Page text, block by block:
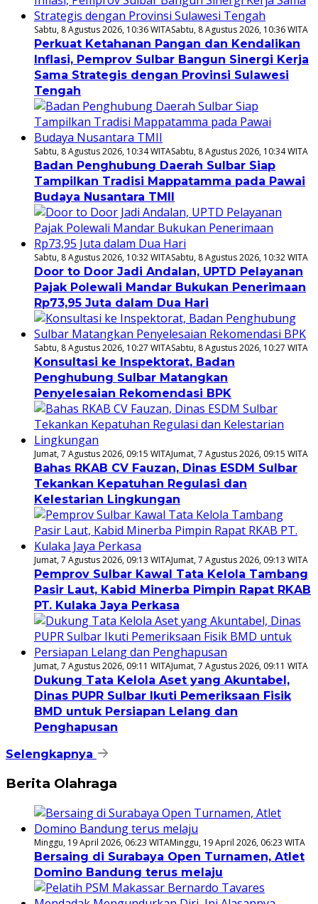
Sabtu, 8 Agustus 2026, 10:36 WITASabtu, 8 Agustus 2026, 10:36 WITA
Perkuat Ketahanan Pangan dan Kendalikan
Inflasi, Pemprov Sulbar Bangun Sinergi Kerja
Sama Strategis dengan Provinsi Sulawesi
Tengah
Sabtu, 8 Agustus 2026, 10:34 WITASabtu, 8 Agustus 2026, 10:34 WITA
Badan Penghubung Daerah Sulbar Siap
Tampilkan Tradisi Mappatamma pada Pawai
Budaya Nusantara TMII
Sabtu, 8 Agustus 2026, 10:32 WITASabtu, 8 Agustus 2026, 10:32 WITA
Door to Door Jadi Andalan, UPTD Pelayanan
Pajak Polewali Mandar Bukukan Penerimaan
Rp73,95 Juta dalam Dua Hari
Sabtu, 8 Agustus 2026, 10:27 WITASabtu, 8 Agustus 2026, 10:27 WITA
Konsultasi ke Inspektorat, Badan
Penghubung Sulbar Matangkan
Penyelesaian Rekomendasi BPK
Jumat, 7 Agustus 2026, 09:15 WITAJumat, 7 Agustus 2026, 09:15 WITA
Bahas RKAB CV Fauzan, Dinas ESDM Sulbar
Tekankan Kepatuhan Regulasi dan
Kelestarian Lingkungan
Jumat, 7 Agustus 2026, 09:13 WITAJumat, 7 Agustus 2026, 09:13 WITA
Pemprov Sulbar Kawal Tata Kelola Tambang
Pasir Laut, Kabid Minerba Pimpin Rapat RKAB
PT. Kulaka Jaya Perkasa
Jumat, 7 Agustus 2026, 09:11 WITAJumat, 7 Agustus 2026, 09:11 WITA
Dukung Tata Kelola Aset yang Akuntabel,
Dinas PUPR Sulbar Ikuti Pemeriksaan Fisik
BMD untuk Persiapan Lelang dan
Penghapusan
Selengkapnya
Berita Olahraga
Minggu, 19 April 2026, 06:23 WITAMinggu, 19 April 2026, 06:23 WITA
Bersaing di Surabaya Open Turnamen, Atlet
Domino Bandung terus melaju